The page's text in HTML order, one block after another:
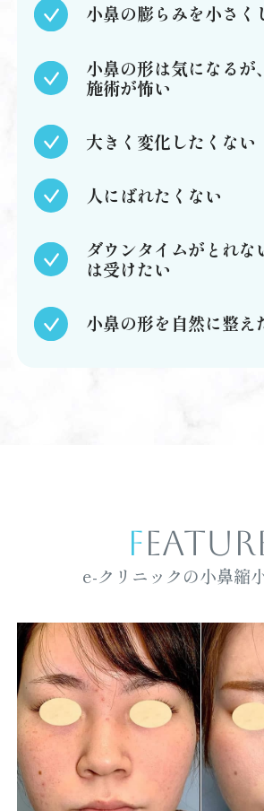
小鼻の膨らみを小さく
小鼻の形は気になるが
施術が怖い
大きく変化したくない
人にばれたくない
ダウンタイムがとれな
は受けたい
小鼻の形を自然に整え
e-クリニックの小鼻縮